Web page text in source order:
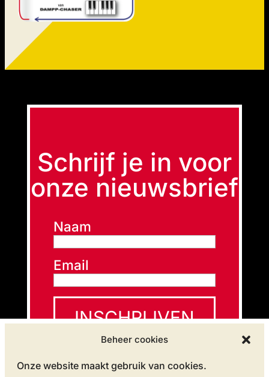
Beheer cookies
Onze website maakt gebruik van cookies.
Schrijf je in voor
onze nieuwsbrief
Naam
Email
INSCHRIJVEN